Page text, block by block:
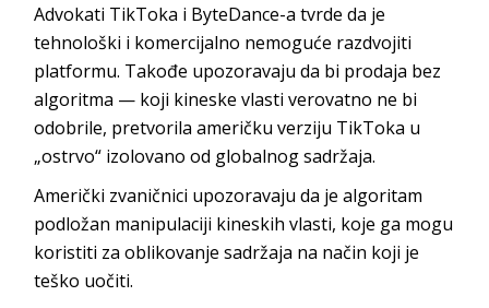
Advokati TikToka i ByteDance-a tvrde da je
tehnološki i komercijalno nemoguće razdvojiti
platformu. Takođe upozoravaju da bi prodaja bez
algoritma — koji kineske vlasti verovatno ne bi
odobrile, pretvorila američku verziju TikToka u
„ostrvo“ izolovano od globalnog sadržaja.
Američki zvaničnici upozoravaju da je algoritam
podložan manipulaciji kineskih vlasti, koje ga mogu
koristiti za oblikovanje sadržaja na način koji je
teško uočiti.